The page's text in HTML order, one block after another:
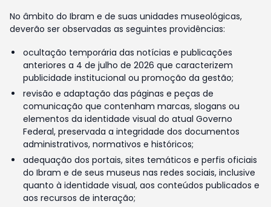
No âmbito do Ibram e de suas unidades museológicas,
deverão ser observadas as seguintes providências:
ocultação temporária das notícias e publicações
anteriores a 4 de julho de 2026 que caracterizem
publicidade institucional ou promoção da gestão;
revisão e adaptação das páginas e peças de
comunicação que contenham marcas, slogans ou
elementos da identidade visual do atual Governo
Federal, preservada a integridade dos documentos
administrativos, normativos e históricos;
adequação dos portais, sites temáticos e perfis oficiais
do Ibram e de seus museus nas redes sociais, inclusive
quanto à identidade visual, aos conteúdos publicados e
aos recursos de interação;